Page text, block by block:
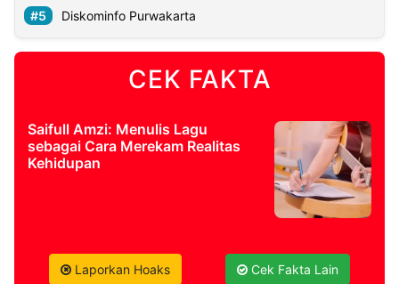
Diskominfo Purwakarta
CEK FAKTA
Saifull Amzi: Menulis Lagu
sebagai Cara Merekam Realitas
Kehidupan
Laporkan Hoaks Cek Fakta Lain